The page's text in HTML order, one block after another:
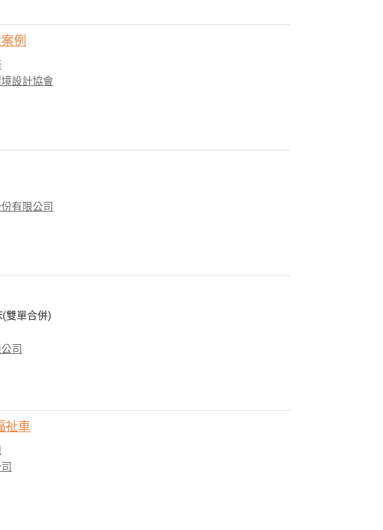
例
設計協會
有限公司
雙單合併)
司
祉車